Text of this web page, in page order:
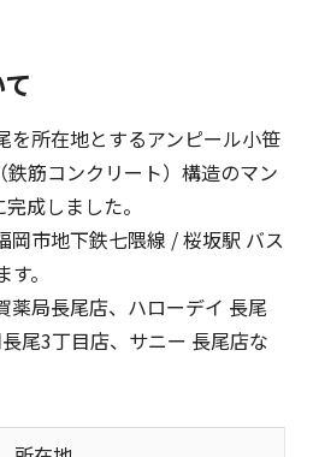
を所在地とするアンピール小笹
鉄筋コンクリート）構造のマン
成しました。
岡市地下鉄七隈線 / 桜坂駅 バス
。
薬局長尾店、ハローデイ 長尾
尾3丁目店、サニー 長尾店な